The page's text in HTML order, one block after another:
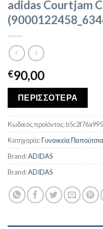
adidas Courtjam
€90,00
ΠΕΡΙΣΣΟΤΕΡΑ
Κωδικός προϊόντος:
Κατηγορία:Γυναικεία Παπούτσια
Brand:ADIDAS
Brand:ADIDAS